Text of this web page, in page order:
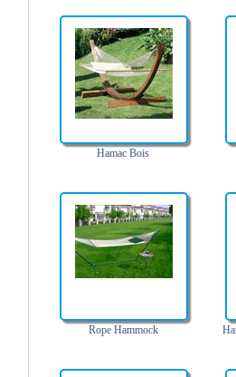
Hamac Bois
Rope Hammock